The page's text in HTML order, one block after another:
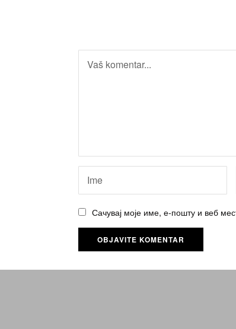
Сачувај моје име, е-пошту и веб